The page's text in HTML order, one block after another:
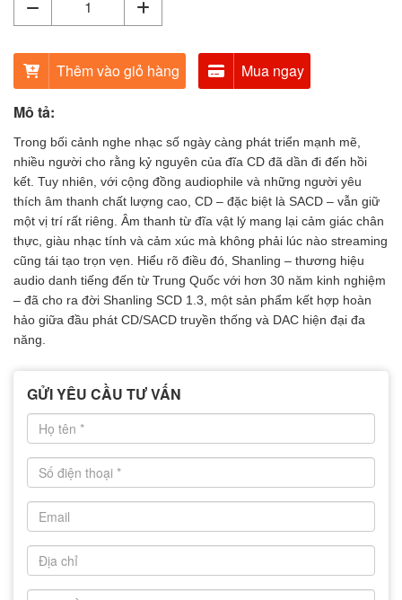
Thêm vào giỏ hàng
Mua ngay
Mô tả:
Trong bối cảnh nghe nhạc số ngày càng phát triển mạnh mẽ,
nhiều người cho rằng kỷ nguyên của đĩa CD đã dần đi đến hồi
kết. Tuy nhiên, với cộng đồng audiophile và những người yêu
thích âm thanh chất lượng cao, CD – đặc biệt là SACD – vẫn giữ
một vị trí rất riêng. Âm thanh từ đĩa vật lý mang lại cảm giác chân
thực, giàu nhạc tính và cảm xúc mà không phải lúc nào streaming
cũng tái tạo trọn vẹn. Hiểu rõ điều đó, Shanling – thương hiệu
audio danh tiếng đến từ Trung Quốc với hơn 30 năm kinh nghiệm
– đã cho ra đời Shanling SCD 1.3, một sản phẩm kết hợp hoàn
hảo giữa đầu phát CD/SACD truyền thống và DAC hiện đại đa
năng.
GỬI YÊU CẦU TƯ VẤN